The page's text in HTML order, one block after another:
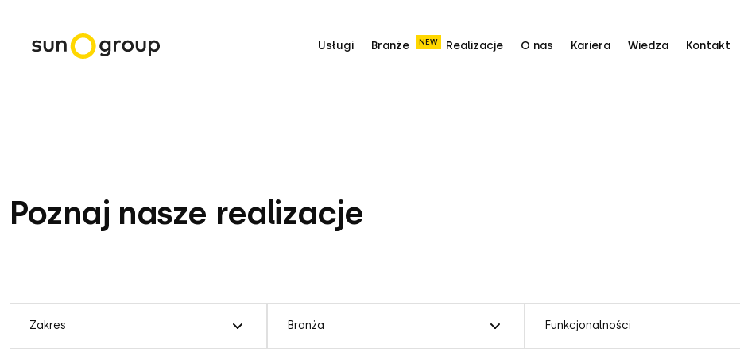
Usługi Branże NEW Realizacje O nas Kariera Wiedza Kontakt
Poznaj nasze realizacje
Zakres Branża Funkcjonalności